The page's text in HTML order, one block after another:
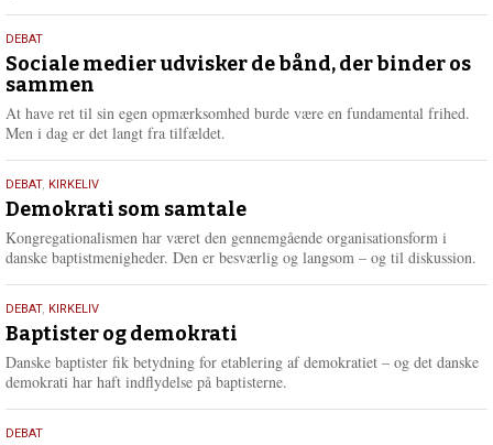
18.
maj
2026
DEBAT
Sociale medier udvisker de bånd, der binder os
sammen
At have ret til sin egen opmærksomhed burde være en fundamental frihed.
Men i dag er det langt fra tilfældet.
18.
maj
2026
DEBAT, KIRKELIV
Demokrati som samtale
Kongregationalismen har været den gennemgående organisationsform i
danske baptistmenigheder. Den er besværlig og langsom – og til diskussion.
18.
maj
2026
DEBAT, KIRKELIV
Baptister og demokrati
Danske baptister fik betydning for etablering af demokratiet – og det danske
demokrati har haft indflydelse på baptisterne.
18.
DEBAT